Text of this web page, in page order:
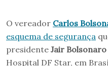
O vereador Carlos
esquema de segurança
presidente Jair Bolsonaro
Hospital DF Star, em